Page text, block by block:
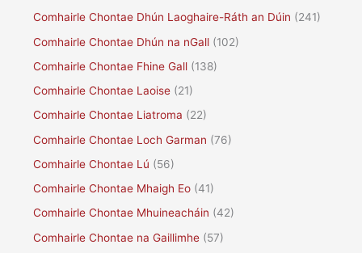
Comhairle Chontae Dhún Laoghaire-Ráth an Dúin (241)
Comhairle Chontae Dhún na nGall (102)
Comhairle Chontae Fhine Gall (138)
Comhairle Chontae Laoise (21)
Comhairle Chontae Liatroma (22)
Comhairle Chontae Loch Garman (76)
Comhairle Chontae Lú (56)
Comhairle Chontae Mhaigh Eo (41)
Comhairle Chontae Mhuineacháin (42)
Comhairle Chontae na Gaillimhe (57)